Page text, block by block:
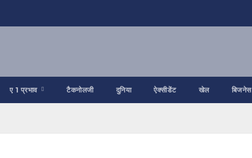
ए 1 प्रभाव टैकनोलजी दुनिया ऐक्सीडेंट खेल बिजनेस